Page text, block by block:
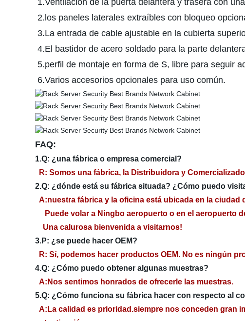
1.Ventilación de la puerta delantera y trasera con
2.los paneles laterales extraíbles con bloqueo
3.La entrada de cable ajustable en la cubierta
4.El bastidor de acero soldado para la parte
5.perfil de montaje en forma de S, libre para seguir
6.Varios accesorios opcionales para uso común.
FAQ:
1.Q: ¿una fábrica o empresa comercial?
R: Somos una fábrica, la Distribuidora y
2.Q: ¿dónde está su fábrica situada? ¿Cómo puedo
A:nuestra fábrica y la oficina está ubicada en la ciudad
Puede volar a Ningbo aeropuerto o en el aeropuerto
Una calurosa bienvenida a visitarnos!
3.P: ¿se puede hacer OEM?
R: Sí, podemos hacer productos OEM. No es ningún
4.Q: ¿Cómo puedo obtener algunas muestras?
A:Nos sentimos honrados de ofrecerle las muestras.
5.Q: ¿Cómo funciona su fábrica hacer con respecto al
A:La calidad es prioridad.siempre nos conceden gran